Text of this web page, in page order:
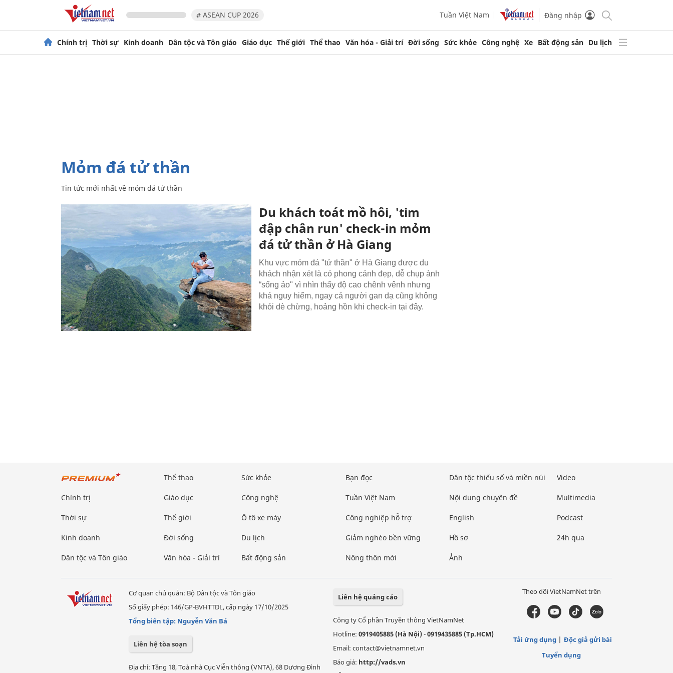
# ASEAN CUP 2026 Tuần Việt Nam Đăng nhập
Chính trị Thời sự Kinh doanh Dân tộc và Tôn giáo Giáo dục Thế giới Thể thao Văn hóa - Giải trí Đời sống Sức khỏe Công nghệ Xe Bất động sản Du lịch
mỏm đá tử thần
Tin tức mới nhất về mỏm đá tử thần
Du khách toát mồ hôi, 'tim
đập chân run' check-in mỏm
đá tử thần ở Hà Giang
Khu vực mỏm đá "tử thần" ở Hà Giang được du
khách nhận xét là có phong cảnh đẹp, dễ chụp ảnh
“sống ảo" vì nhìn thấy độ cao chênh vênh nhưng
khá nguy hiểm, ngay cả người gan dạ cũng không
khỏi dè chừng, hoảng hồn khi check-in tại đây.
Chính trị
Thời sự
Kinh doanh
Dân tộc và Tôn giáo
Thể thao
Giáo dục
Thế giới
Đời sống
Văn hóa - Giải trí
Sức khỏe
Công nghệ
Ô tô xe máy
Du lịch
Bất động sản
Bạn đọc
Tuần Việt Nam
Công nghiệp hỗ trợ
Giảm nghèo bền vững
Nông thôn mới
Dân tộc thiểu số và miền núi
Nội dung chuyên đề
English
Hồ sơ
Ảnh
Video
Multimedia
Podcast
24h qua
Cơ quan chủ quản: Bộ Dân tộc và Tôn giáo
Số giấy phép: 146/GP-BVHTTDL, cấp ngày 17/10/2025
Tổng biên tập: Nguyễn Văn Bá
Liên hệ tòa soạn
Địa chỉ: Tầng 18, Toà nhà Cục Viễn thông (VNTA), 68 Dương Đình
Liên hệ quảng cáo
Công ty Cổ phần Truyền thông VietNamNet
Hotline: 0919405885 (Hà Nội)-0919435885 (Tp.HCM)
Email: contact@vietnamnet.vn
Báo giá: http://vads.vn
Theo dõi VietNamNet trên
Tải ứng dụng
Độc giả gửi bài
Tuyển dụng